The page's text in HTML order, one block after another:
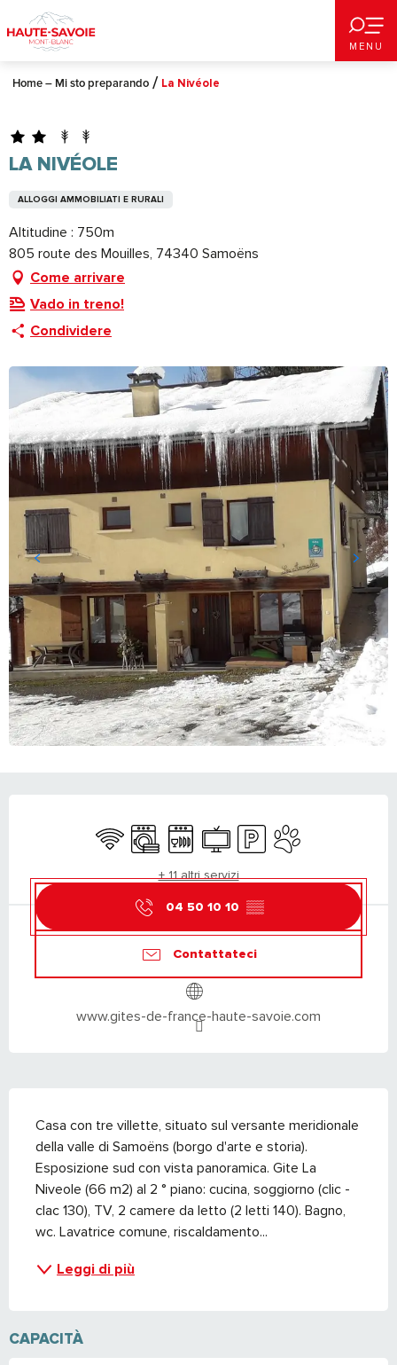
au
contenu
principal
MENU
Home – Mi sto preparando La Nivéole
LA NIVÉOLE
ALLOGGI AMMOBILIATI E RURALI
Altitudine : 750m
805 route des Mouilles, 74340 Samoëns
Come arrivare
Vado in treno!
Condividere
Wi-Fi LavatriceLavastoviglie
TelevisioneParcheggioAnimali ammessi
+ 11 altri servizi
04 50 10 10 ▒▒
Contattateci
www.gites-de-france-haute-savoie.com
Casa con tre villette, situato sul versante meridionale
della valle di Samoëns (borgo d'arte e storia).
Esposizione sud con vista panoramica. Gite La
Niveole (66 m2) al 2 ° piano: cucina, soggiorno (clic -
clac 130), TV, 2 camere da letto (2 letti 140). Bagno,
wc. Lavatrice comune, riscaldamento...
Leggi di più
CAPACITÀ